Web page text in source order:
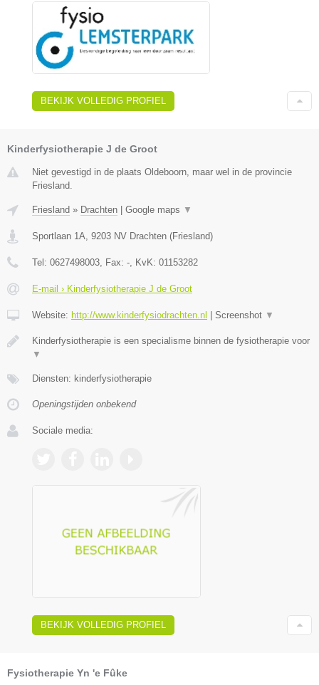
BEKIJK VOLLEDIG PROFIEL
Kinderfysiotherapie J de Groot
Niet gevestigd in de plaats Oldeboorn, maar wel in de provincie
Friesland.
Friesland » Drachten Google maps ▼
Sportlaan 1A 9203 NV Drachten (Friesland)
Tel: 0627498003 , Fax: - , KvK: 01153282
E-mail › Kinderfysiotherapie J de Groot
Website: http://www.kinderfysiodrachten.nl Screenshot ▼
Kinderfysiotherapie is een specialisme binnen de fysiotherapie voor
▼
Diensten: kinderfysiotherapie
Openingstijden onbekend
Sociale media:
BEKIJK VOLLEDIG PROFIEL
Fysiotherapie Yn 'e Fûke